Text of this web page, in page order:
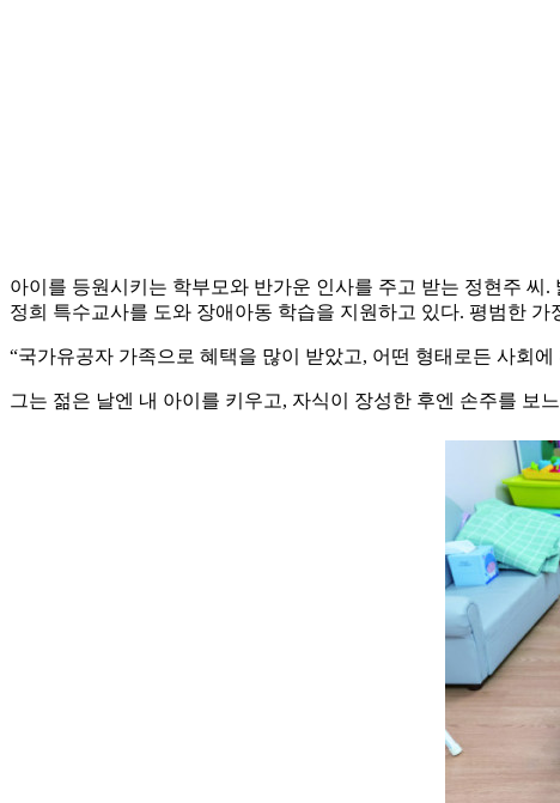
아이를 등원시키는 학부모와 반가운 인사를 주고 받는 정현주 씨
정희 특수교사를 도와 장애아동 학습을 지원하고 있다. 평범한
“국가유공자 가족으로 혜택을 많이 받았고, 어떤 형태로든 사회
그는 젊은 날엔 내 아이를 키우고, 자식이 장성한 후엔 손주를 보